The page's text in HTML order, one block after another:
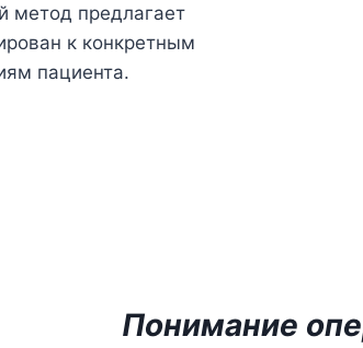
метод предлагает
к конкретным
пациента.
Понимание